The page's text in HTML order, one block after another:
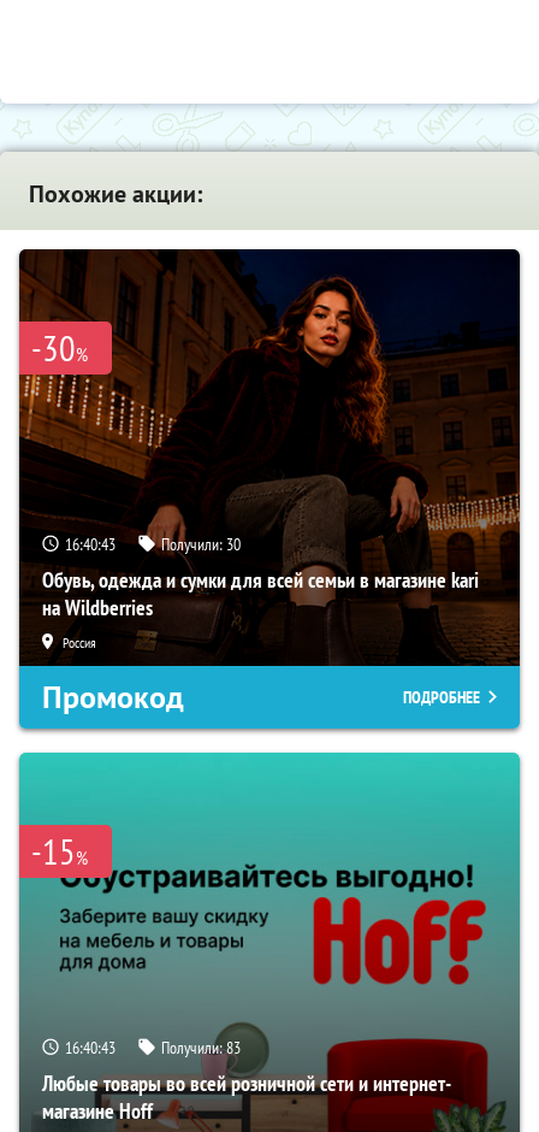
Похожие акции:
-30%
16:40:42 Получили: 30
Обувь, одежда и сумки для всей семьи в магазине kari
на Wildberries
Россия
Промокод ПОДРОБНЕЕ
-15%
16:40:42 Получили:83
Любые товары во всей розничной сети и интернет-
магазине Hoff